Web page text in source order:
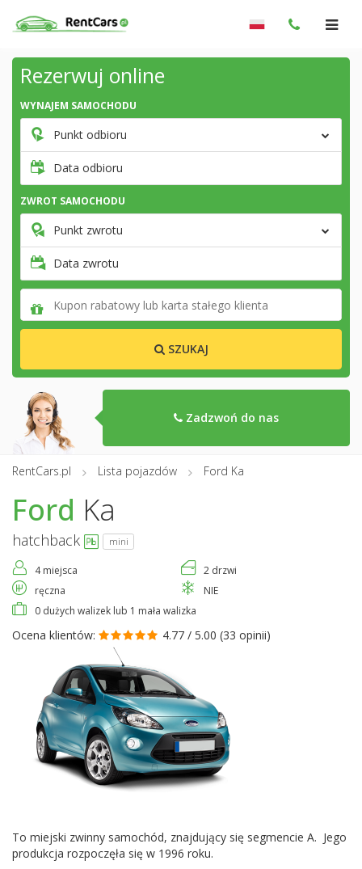
Rezerwuj online
WYNAJEM SAMOCHODU
Punkt odbioru
Data odbioru
ZWROT SAMOCHODU
Punkt zwrotu
Data zwrotu
SZUKAJ
Zadzwoń do nas
RentCars.pl Lista pojazdów Ford Ka
Ford Ka
hatchback mini
4 miejsca
2 drzwi
ręczna
NIE
0 dużych walizek lub 1 mała walizka
Ocena klientów: 4.77 / 5.00 (33 opinii)
To miejski zwinny samochód, znajdujący się segmencie A. Jego
produkcja rozpoczęła się w 1996 roku.